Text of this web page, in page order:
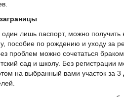
лишь паспорт, можно получить
пособие по рождению и уходу за
проблем можно сочетаться
сад и школу. Без регистрации
на выбранный вами участок за